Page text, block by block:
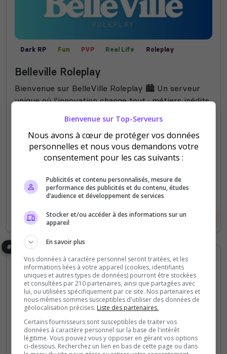
Dark RP Fun PVP Real Life
Roleplay
Belleville Roleplay
Bienvenue sur BelleVille Roleplay 🏙️ Un serveur
unique où l’innovation change tout : métiers inédits,
0
votes
10
clics
(2)
64 Slots
Voir le serveur Voter
#7
Dark RP Roleplay
[FR] ⭐LégendesFR DarkRP Serveur
Bienvenue sur Top-Serveurs
Nous avons à cœur de protéger vos données
personnelles et nous vous demandons votre
consentement pour les cas suivants :
Publicités et contenu personnalisés, mesure de
performance des publicités et du contenu, études
d’audience et développement de services
Stocker et/ou accéder à des informations sur un
appareil
En savoir plus
Vos données à caractère personnel seront traitées, et les
informations liées à votre appareil (cookies, identifiants
uniques et autres types de données) pourront être stockées
et consultées par 210 partenaires, ainsi que partagées avec
lui, ou utilisées spécifiquement par ce site. Nos partenaires et
nous-mêmes sommes susceptibles d'utiliser des données de
géolocalisation précises. Liste des partenaires.
Certains fournisseurs sont susceptibles de traiter vos
données à caractère personnel sur la base de l'intérêt
légitime. Vous pouvez vous y opposer en gérant vos options
ci-dessous. Recherchez un lien en bas de cette page ou dans